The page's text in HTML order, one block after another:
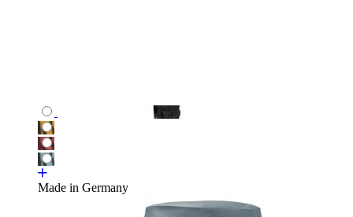
Made in Germany